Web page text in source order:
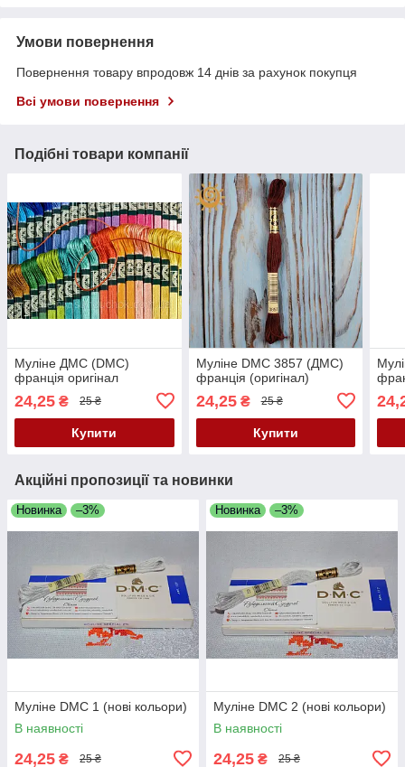
Умови повернення
Повернення товару впродовж 14 днів за рахунок покупця
Всі умови повернення
Подібні товари компанії
Муліне ДМС (DMC)
франція оригінал
24,25 ₴ 25 ₴
Купити
Муліне DMC 3857 (ДМС)
франція (оригінал)
24,25₴ 25 ₴
Купити
Акційні пропозиції та новинки
Новинка –3%
Муліне DMC 1 (нові кольори)
В наявності
24,25 ₴ 25 ₴
Новинка –3%
Муліне DMC 2 (нові кольори)
В наявності
24,25 ₴ 25 ₴